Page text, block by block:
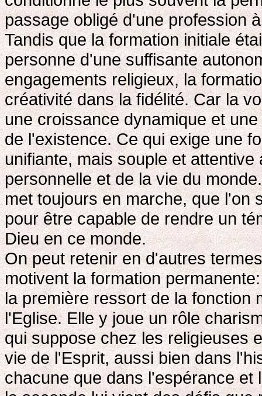
passage obligé d'une profession
Tandis que la formation initiale
personne d'une suffisante
engagements religieux, la
créativité dans la fidélité. Car la
une croissance dynamique et
de l'existence. Ce qui exige une
unifiante, mais souple et
personnelle et de la vie du
met toujours en marche, que l'on
pour être capable de rendre un
Dieu en ce monde.
On peut retenir en d'autres
motivent la formation permanente:
la première ressort de la fonction
l'Eglise. Elle y joue un rôle
qui suppose chez les religieuses
vie de l'Esprit, aussi bien dans
chacune que dans l'espérance et